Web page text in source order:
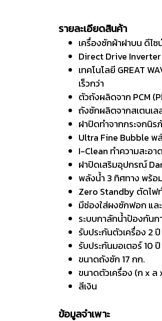
รายละเอียดสินค้า
เครื่องซักผ้าฝาบน ดีไ
Direct Drive
เทคโนโลยี GREAT
เร็วกว่า
ตัวถังผลิดจาก PCM
ถังซักผลิตจากสเตนเ
ฝาปิดทำจากกระจกนิ
Ultra Fine Bubble พ
I-Clean ทำความสะอ
ฝาปิดเสริมอุปกรณ์
พลังน้ำ 3 ทิศทาง พร้อ
Zero Standby ตัดไฟ
มีช่องใส่ผงซักฟอก แล
ระบบกาลักน้ำป้องกัน
รับประกันตัวเครื่อง 2
รับประกันมอเตอร์ 10
ขนาดถังซัก 17 กก.
ขนาดตัวเครื่อง (ก x ล
สีเงิน
ข้อมูลจำเพาะ